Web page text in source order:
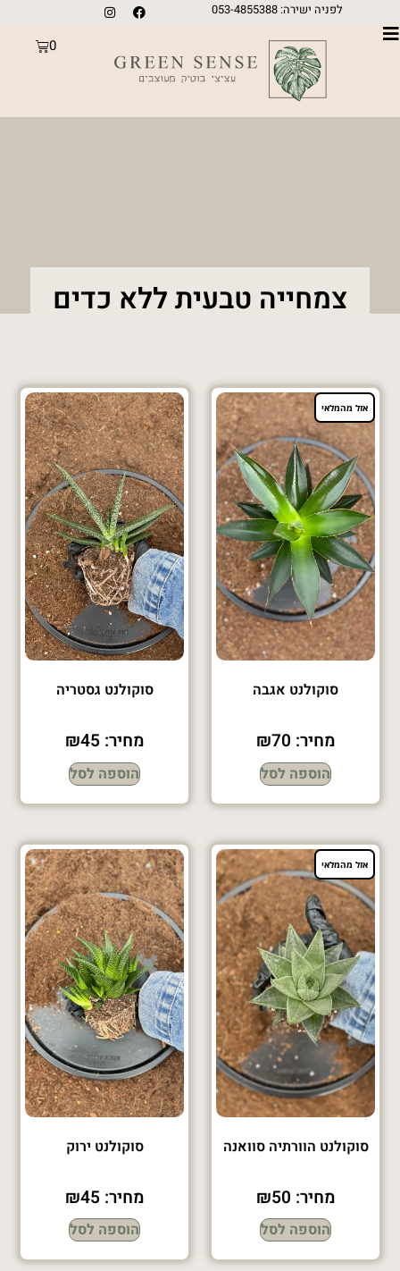
לפניה ישירה: 053-4855388
0
צמחייה טבעית ללא כדים
אזל מהמלאי
סוקולנט אגבה
מחיר: ₪70
הוספה לסל
סוקולנט גסטריה
מחיר: ₪45
הוספה לסל
אזל מהמלאי
סוקולנט הוורתיה סוואנה
מחיר: ₪50
הוספה לסל
סוקולנט ירוק
מחיר: ₪45
הוספה לסל